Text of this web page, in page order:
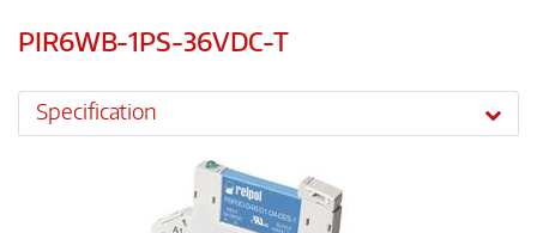
PIR6WB-1PS-36VDC-T
Specification